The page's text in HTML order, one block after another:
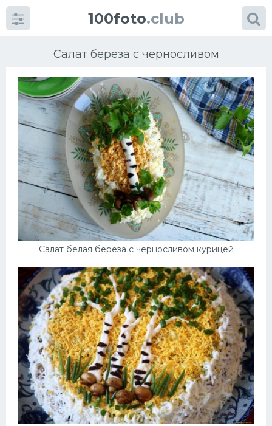
100foto.club
Салат береза с черносливом
Салат белая берёза с черносливом курицей
Категориикартинок
Супы
Мясные блюда
Печенье
Салат
Выпечка
Десерт
Напитки
Дизайн комнаты